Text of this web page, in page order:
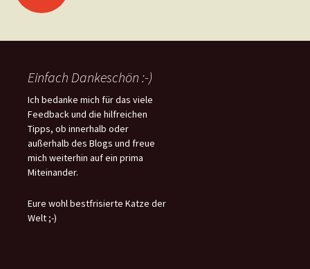
Einfach Dankeschön :-)
Ich bedanke mich für das viele
Feedback und die hilfreichen
Tipps, ob innerhalb oder
außerhalb des Blogs und freue
mich weiterhin auf ein prima
Miteinander.
Eure wohl bestfrisierte Katze der
Welt ;-)